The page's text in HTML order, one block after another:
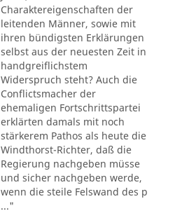
Charaktereigenschaften der
leitenden Männer, sowie mit
ihren bündigsten Erklärungen
selbst aus der neuesten Zeit in
handgreiflichstem
Widerspruch steht? Auch die
Conflictsmacher der
ehemaligen Fortschrittspartei
erklärten damals mit noch
stärkerem Pathos als heute die
Windthorst-Richter, daß die
Regierung nachgeben müsse
und sicher nachgeben werde,
wenn die steile Felswand des p
..."